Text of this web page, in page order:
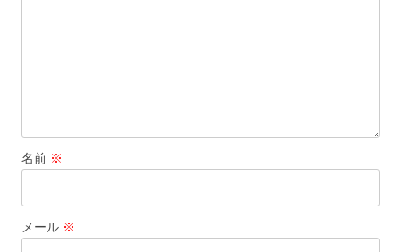
名前 ※
メール ※